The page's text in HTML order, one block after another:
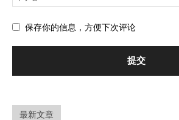
保存你的信息，方便下次评论
最新文章